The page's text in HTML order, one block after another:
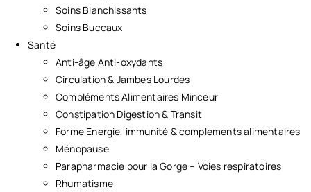
Soins Blanchissants
Soins Buccaux
Santé
Anti-âge Anti-oxydants
Circulation & Jambes Lourdes
Compléments Alimentaires Minceur
Constipation Digestion & Transit
Forme Energie, immunité & compléments alimentaires
Ménopause
Parapharmacie pour la Gorge – Voies respiratoires
Rhumatisme